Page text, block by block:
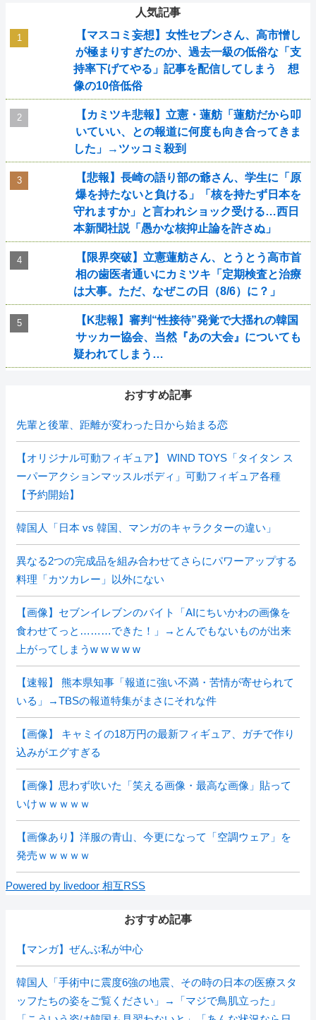
人気記事
【マスコミ妄想】女性セブンさん、高市憎し
が極まりすぎたのか、過去一級の低俗な「支
持率下げてやる」記事を配信してしまう 想
像の10倍低俗
【カミツキ悲報】立憲・蓮舫「蓮舫だから叩
いていい、との報道に何度も向き合ってきま
した」→ツッコミ殺到
【悲報】長崎の語り部の爺さん、学生に「原
爆を持たないと負ける」「核を持たず日本を
守れますか」と言われショック受ける…西日
本新聞社説「愚かな核抑止論を許さぬ」
【限界突破】立憲蓮舫さん、とうとう高市首
相の歯医者通いにカミツキ「定期検査と治療
は大事。ただ、なぜこの日（8/6）に？」
【K悲報】審判“性接待”発覚で大揺れの韓国
サッカー協会、当然『あの大会』についても
疑われてしまう…
おすすめ記事
先輩と後輩、距離が変わった日から始まる恋
【オリジナル可動フィギュア】 WIND TOYS「タイタン ス
ーパーアクションマッスルボディ」可動フィギュア各種
【予約開始】
韓国人「日本 vs 韓国、マンガのキャラクターの違い」
異なる2つの完成品を組み合わせてさらにパワーアップする
料理「カツカレー」以外にない
【画像】セブンイレブンのバイト「AIにちいかわの画像を
食わせてっと………できた！」→とんでもないものが出来
上がってしまうw w w w w
【速報】 熊本県知事「報道に強い不満・苦情が寄せられて
いる」→TBSの報道特集がまさにそれな件
【画像】 キャミイの18万円の最新フィギュア、ガチで作り
込みがエグすぎる
【画像】思わず吹いた「笑える画像・最高な画像」貼って
いけｗｗｗｗｗ
【画像あり】洋服の青山、今更になって「空調ウェア」を
発売ｗｗｗｗｗ
Powered by livedoor 相互RSS
おすすめ記事
【マンガ】ぜんぶ私が中心
韓国人「手術中に震度6強の地震、その時の日本の医療スタ
ッフたちの姿をご覧ください」→「マジで鳥肌立った」